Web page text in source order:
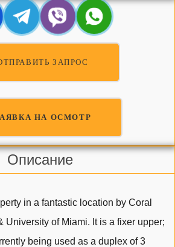
ЗАПРОС
НА ОСМОТР
Описание
in a fantastic location by Coral
University of Miami. It is a fixer upper;
being used as a duplex of 3